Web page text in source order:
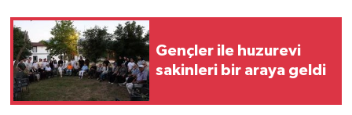
Gençler ile huzurevi
sakinleri bir araya geldi